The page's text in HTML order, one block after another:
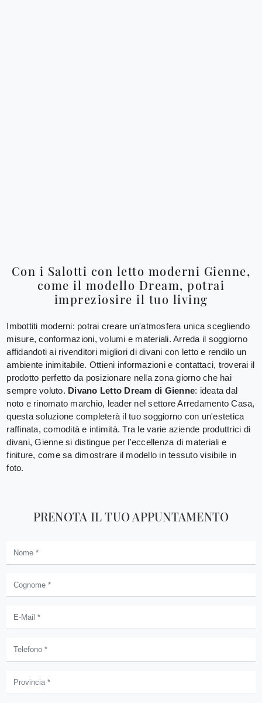
Con i Salotti con letto moderni Gienne,
come il modello Dream, potrai
impreziosire il tuo living
Imbottiti moderni: potrai creare un'atmosfera unica scegliendo
misure, conformazioni, volumi e materiali. Arreda il soggiorno
affidandoti ai rivenditori migliori di divani con letto e rendilo un
ambiente inimitabile. Ottieni informazioni e contattaci, troverai il
prodotto perfetto da posizionare nella zona giorno che hai
sempre voluto. Divano Letto Dream di Gienne: ideata dal
noto e rinomato marchio, leader nel settore Arredamento Casa,
questa soluzione completerà il tuo soggiorno con un'estetica
raffinata, comodità e intimità. Tra le varie aziende produttrici di
divani, Gienne si distingue per l'eccellenza di materiali e
finiture, come sa dimostrare il modello in tessuto visibile in
foto.
PRENOTA IL TUO APPUNTAMENTO